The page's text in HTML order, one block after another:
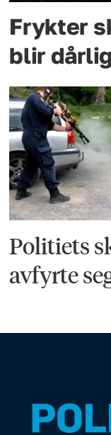
Frykter
blir
Politiets
avfyrte